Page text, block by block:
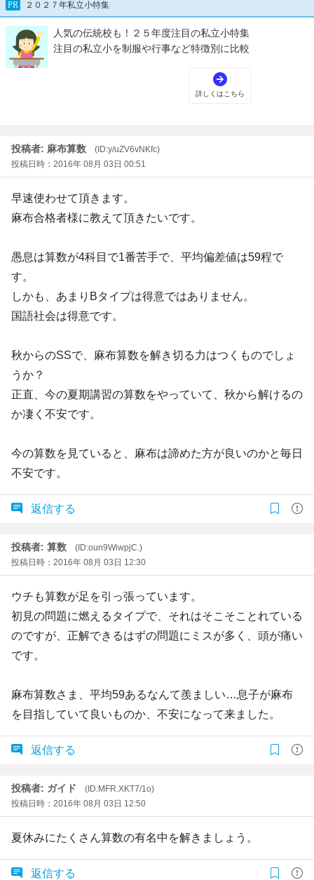
投稿者: 麻布算数
(ID:y/uZV6vNKfc)
投稿日時：2016年 08月 03日 00:51
早速使わせて頂きます。
麻布合格者様に教えて頂きたいです。
愚息は算数が4科目で1番苦手で、平均偏差値は59程で
す。
しかも、あまりBタイプは得意ではありません。
国語社会は得意です。
秋からのSSで、麻布算数を解き切る力はつくものでしょ
うか？
正直、今の夏期講習の算数をやっていて、秋から解けるの
か凄く不安です。
今の算数を見ていると、麻布は諦めた方が良いのかと毎日
不安です。
返信する
投稿者: 算数
(ID:oun9WiwpjC.)
投稿日時：2016年 08月 03日 12:30
ウチも算数が足を引っ張っています。
初見の問題に燃えるタイプで、それはそこそことれている
のですが、正解できるはずの問題にミスが多く、頭が痛い
です。
麻布算数さま、平均59あるなんて羨ましい…息子が麻布
を目指していて良いものか、不安になって来ました。
返信する
投稿者: ガイド
(ID:MFR.XKT7/1o)
投稿日時：2016年 08月 03日 12:50
夏休みにたくさん算数の有名中を解きましょう。
返信する